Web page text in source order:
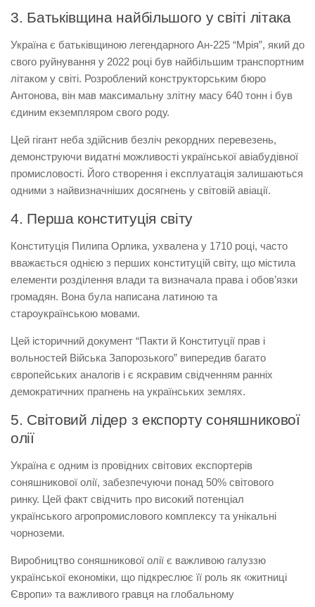
3. Батьківщина найбільшого у світі літака
Україна є батьківщиною легендарного Ан-225 “Мрія”, який до
свого руйнування у 2022 році був найбільшим транспортним
літаком у світі. Розроблений конструкторським бюро
Антонова, він мав максимальну злітну масу 640 тонн і був
єдиним екземпляром свого роду.
Цей гігант неба здійснив безліч рекордних перевезень,
демонструючи видатні можливості української авіабудівної
промисловості. Його створення і експлуатація залишаються
одними з найвизначніших досягнень у світовій авіації.
4. Перша конституція світу
Конституція Пилипа Орлика, ухвалена у 1710 році, часто
вважається однією з перших конституцій світу, що містила
елементи розділення влади та визначала права і обов’язки
громадян. Вона була написана латиною та
староукраїнською мовами.
Цей історичний документ “Пакти й Конституції прав і
вольностей Війська Запорозького” випередив багато
європейських аналогів і є яскравим свідченням ранніх
демократичних прагнень на українських землях.
5. Світовий лідер з експорту соняшникової
олії
Україна є одним із провідних світових експортерів
соняшникової олії, забезпечуючи понад 50% світового
ринку. Цей факт свідчить про високий потенціал
українського агропромислового комплексу та унікальні
чорноземи.
Виробництво соняшникової олії є важливою галуззю
української економіки, що підкреслює її роль як «житниці
Європи» та важливого гравця на глобальному